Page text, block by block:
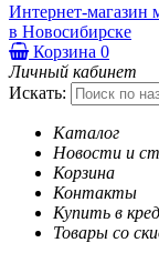
Интернет-магазин
в Новосибирске
Корзина 0
Личный кабинет
Искать:
Каталог
Новости и
Корзина
Контакты
Купить в
Товары со